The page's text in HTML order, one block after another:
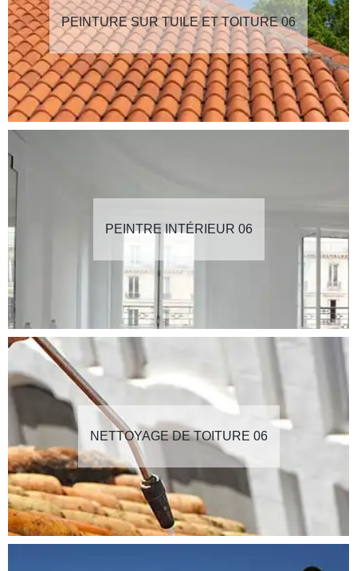
PEINTURE SUR TUILE ET TOITURE 06
PEINTRE INTÉRIEUR 06
NETTOYAGE DE TOITURE 06